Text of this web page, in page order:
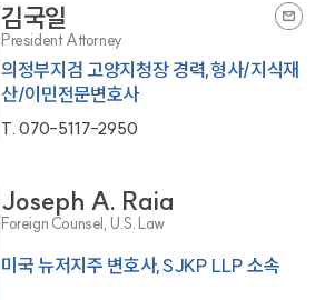
김국일
President Attorney
의정부지검 고양지청장 경력,형사/지식재
산/이민전문변호사
T.070-5117-2950
Joseph A. Raia
Foreign Counsel, U.S. Law
미국 뉴저지주 변호사,SJKP LLP 소속